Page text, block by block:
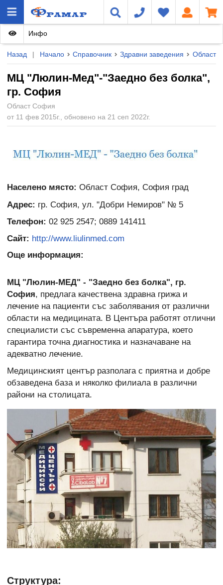
Назад | Начало Справочник Здравни заведения Област
МЦ "Люлин-Мед"-"Заедно без болка",
гр. София
Област София
от 11 фев 2015г., обновено на 21 сеп 2022г.
Инфо
Населено място: Област София, София град
Адрес: гр. София, ул. "Добри Немиров" № 5
Телефон: 02 925 2547; 0889 141411
Сайт: http://www.liulinmed.com
Още информация:
МЦ "Люлин-МЕД" - "Заедно без болка", гр.
София, предлага качествена здравна грижа и
лечение на пациенти със заболявания от различни
области на медицината. В Центъра работят отлични
специалисти със съвременна апаратура, което
гарантира точна диагностика и назначаване на
адекватно лечение.
Медицинският център разполага с приятна и добре
обзаведена база и няколко филиала в различни
райони на столицата.
Структура: